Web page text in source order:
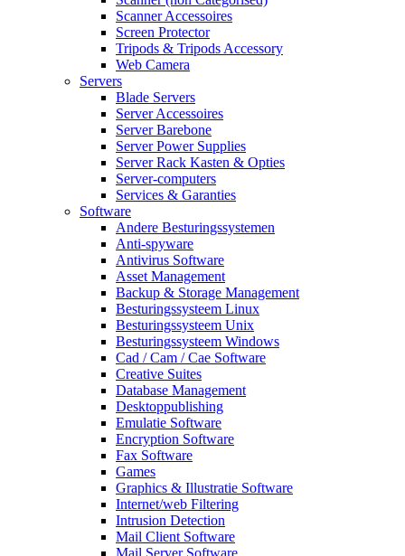
Scanner Accessoires
Screen Protector
Tripods & Tripods Accessory
Web Camera
Servers
Blade Servers
Server Accessoires
Server Barebone
Server Power Supplies
Server Rack Kasten & Opties
Server-computers
Services & Garanties
Software
Andere Besturingssystemen
Anti-spyware
Antivirus Software
Asset Management
Backup & Storage Management
Besturingssysteem Linux
Besturingssysteem Unix
Besturingssysteem Windows
Cad / Cam / Cae Software
Creative Suites
Database Management
Desktoppublishing
Emulatie Software
Encryption Software
Fax Software
Games
Graphics & Illustratie Software
Internet/web Filtering
Intrusion Detection
Mail Client Software
Mail Server Software